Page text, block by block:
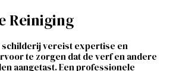
Reiniging
schilderij vereist expertise en
te zorgen dat de verf en andere
aangetast. Een professionele